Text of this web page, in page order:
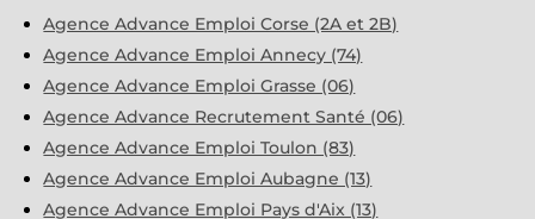
Agence Advance Emploi Corse (2A et 2B)
Agence Advance Emploi Annecy (74)
Agence Advance Emploi Grasse (06)
Agence Advance Recrutement Santé (06)
Agence Advance Emploi Toulon (83)
Agence Advance Emploi Aubagne (13)
Agence Advance Emploi Pays d'Aix (13)